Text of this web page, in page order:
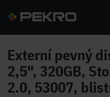
Externí pevný
2,5", 320GB,
2.0, 53007,